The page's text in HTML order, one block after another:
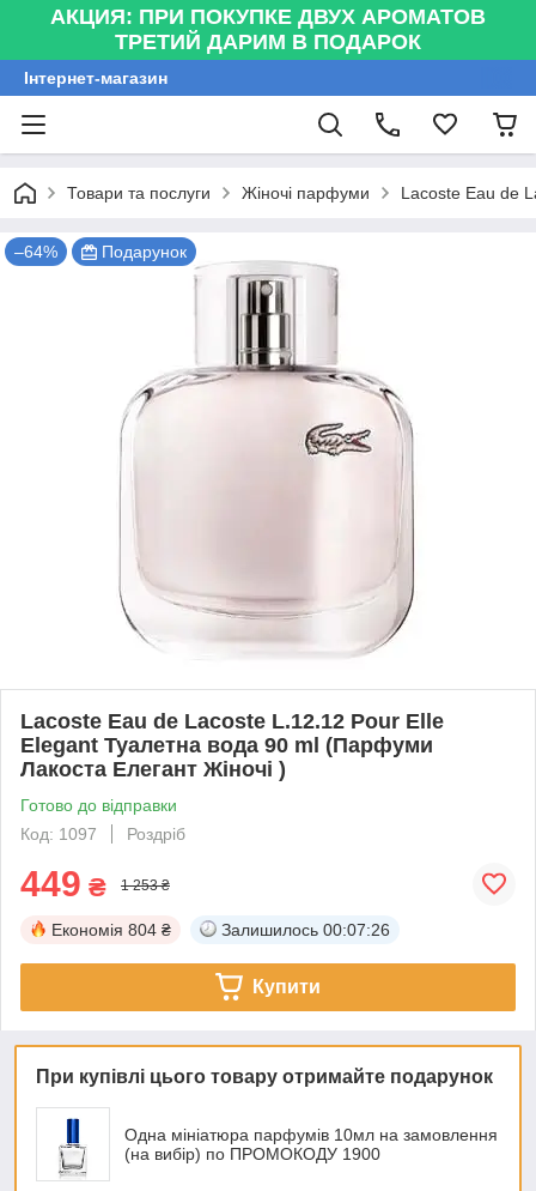
АКЦИЯ: ПРИ ПОКУПКЕ ДВУХ АРОМАТОВ
ТРЕТИЙ ДАРИМ В ПОДАРОК
Інтернет-магазин
Товари та послуги Жіночі парфуми Lacoste Eau de
–64% Подарунок
Lacoste Eau de Lacoste L.12.12 Pour Elle
Elegant Туалетна вода 90 ml (Парфуми
Лакоста Елегант Жіночі )
Готово до відправки
Код: 1097
Роздріб
449 ₴ 1 253 ₴
Економія 804 ₴ Залишилось 00:07:26
Купити
При купівлі цього товару отримайте подарунок
Одна мініатюра парфумів 10мл на замовлення
(на вибір) по ПРОМОКОДУ 1900